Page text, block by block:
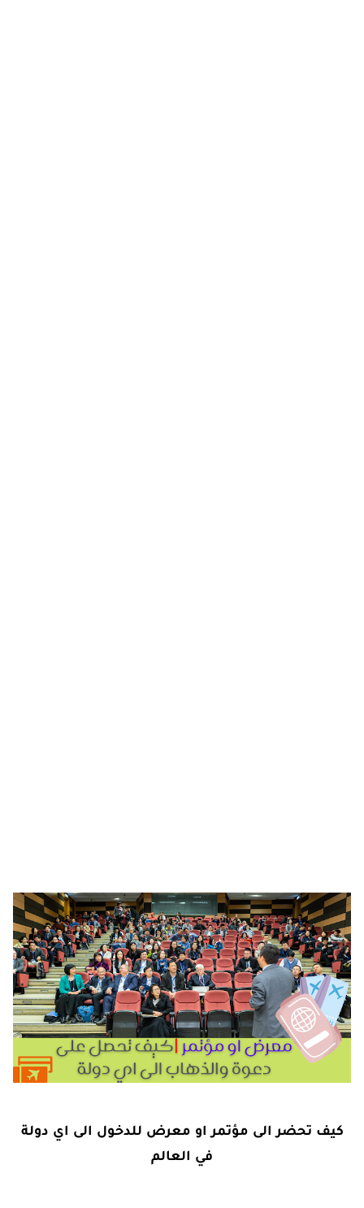
كيف تحضر الى مؤتمر او معرض للدخول الى اي دولة
في العالم